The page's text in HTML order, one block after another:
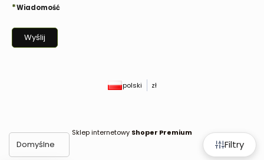
Filtry
Domyślne
*Wiadomość
Wyślij
polski zł
Sklep internetowy Shoper Premium